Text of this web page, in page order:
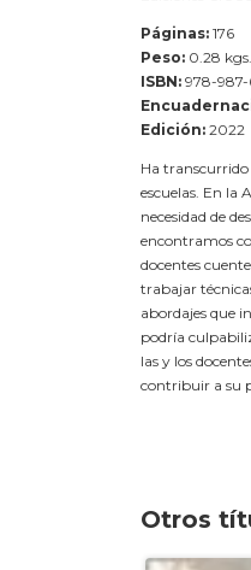
Páginas: 176
Peso: 0.28 kgs.
ISBN: 978-
Edición: 2022
Ha transcurrido
escuelas. En la
necesidad de
encontramos
docentes
trabajar
abordajes que
podría
las y los
contribuir a su
Otros